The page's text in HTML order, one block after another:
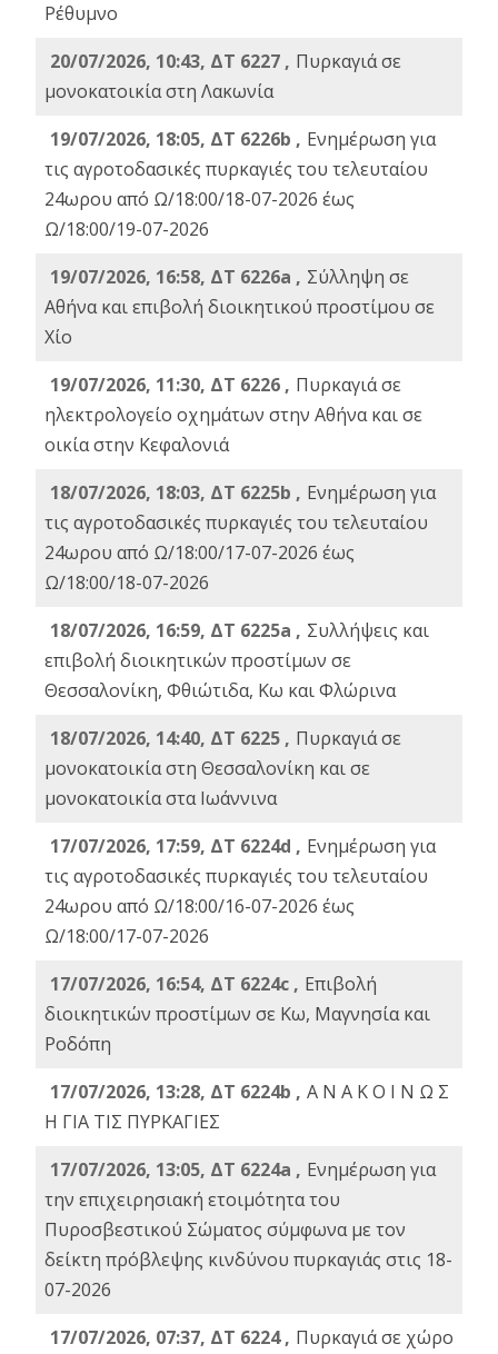
Ρέθυμνο
20/07/2026, 10:43, ΔΤ 6227 , Πυρκαγιά σε
μονοκατοικία στη Λακωνία
19/07/2026, 18:05, ΔΤ 6226b , Ενημέρωση για
τις αγροτοδασικές πυρκαγιές του τελευταίου
24ωρου από Ω/18:00/18-07-2026 έως
Ω/18:00/19-07-2026
19/07/2026, 16:58, ΔΤ 6226a , Σύλληψη σε
Αθήνα και επιβολή διοικητικού προστίμου σε
Χίο
19/07/2026, 11:30, ΔΤ 6226 , Πυρκαγιά σε
ηλεκτρολογείο οχημάτων στην Αθήνα και σε
οικία στην Κεφαλονιά
18/07/2026, 18:03, ΔΤ 6225b , Ενημέρωση για
τις αγροτοδασικές πυρκαγιές του τελευταίου
24ωρου από Ω/18:00/17-07-2026 έως
Ω/18:00/18-07-2026
18/07/2026, 16:59, ΔT 6225a , Συλλήψεις και
επιβολή διοικητικών προστίμων σε
Θεσσαλονίκη, Φθιώτιδα, Κω και Φλώρινα
18/07/2026, 14:40, ΔΤ 6225 , Πυρκαγιά σε
μονοκατοικία στη Θεσσαλονίκη και σε
μονοκατοικία στα Ιωάννινα
17/07/2026, 17:59, ΔΤ 6224d , Ενημέρωση για
τις αγροτοδασικές πυρκαγιές του τελευταίου
24ωρου από Ω/18:00/16-07-2026 έως
Ω/18:00/17-07-2026
17/07/2026, 16:54, ΔΤ 6224c , Επιβολή
διοικητικών προστίμων σε Κω, Μαγνησία και
Ροδόπη
17/07/2026, 13:28, ΔΤ 6224b , Α Ν Α Κ Ο Ι Ν Ω Σ
Η ΓΙΑ ΤΙΣ ΠΥΡΚΑΓΙΕΣ
17/07/2026, 13:05, ΔΤ 6224a , Ενημέρωση για
την επιχειρησιακή ετοιμότητα του
Πυροσβεστικού Σώματος σύμφωνα με τον
δείκτη πρόβλεψης κινδύνου πυρκαγιάς στις 18-
07-2026
17/07/2026, 07:37, ΔΤ 6224 , Πυρκαγιά σε χώρο